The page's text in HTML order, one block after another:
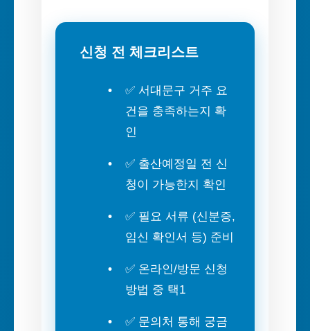
신청 전 체크리스트
✅ 서대문구 거주 요
건을 충족하는지 확
인
✅ 출산예정일 전 신
청이 가능한지 확인
✅ 필요 서류 (신분증,
임신 확인서 등) 준비
✅ 온라인/방문 신청
방법 중 택1
✅ 문의처 통해 궁금